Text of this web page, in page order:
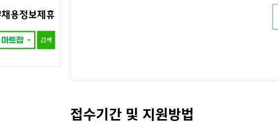
접수기간 및 지원방법